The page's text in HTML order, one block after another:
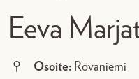
Eeva
Osoite: Rovaniemi